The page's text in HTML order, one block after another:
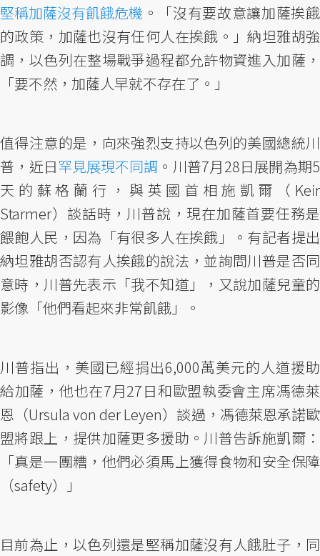
堅稱加薩沒有飢餓危機 。「沒有要故意讓加薩挨餓
的政策，加薩也沒有任何人在挨餓。」納坦雅胡強
調，以色列在整場戰爭過程都允許物資進入加薩，
「要不然，加薩人早就不存在了。」
值得注意的是，向來強烈支持以色列的美國總統川
普，近日罕見展現不同調 。川普7月28日展開為期5
天的蘇格蘭行，與英國首相施凱爾（Keir
Starmer）談話時，川普說，現在加薩首要任務是
餵飽人民，因為「有很多人在挨餓」。有記者提出
納坦雅胡否認有人挨餓的說法，並詢問川普是否同
意時，川普先表示「我不知道」，又說加薩兒童的
影像「他們看起來非常飢餓」。
川普指出，美國已經捐出6,000萬美元的人道援助
給加薩，他也在7月27日和歐盟執委會主席馮德萊
恩（Ursula von der Leyen）談過，馮德萊恩承諾歐
盟將跟上，提供加薩更多援助。川普告訴施凱爾：
「真是一團糟，他們必須馬上獲得食物和安全保障
（safety）」
目前為止，以色列還是堅稱加薩沒有人餓肚子，同